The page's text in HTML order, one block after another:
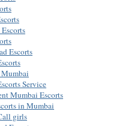
Escorts
Service
Mumbai Escorts
in Mumbai
girls